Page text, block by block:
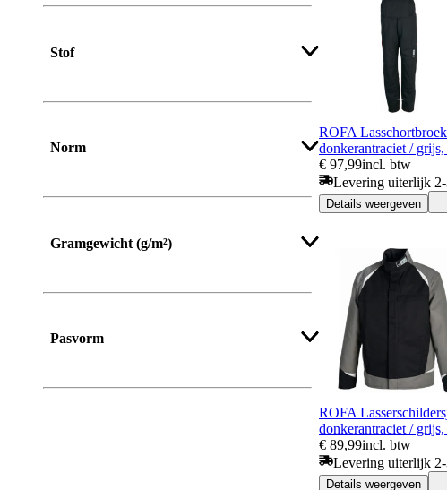
Stof
Norm
Gramgewicht (g/m²)
Pasvorm
ROFA
donkerantraciet /
€ 97,99incl. btw
Levering uiterlijk
Details weergeven
ROFA
donkerantraciet /
€ 89,99incl. btw
Levering uiterlijk
Details weergeven